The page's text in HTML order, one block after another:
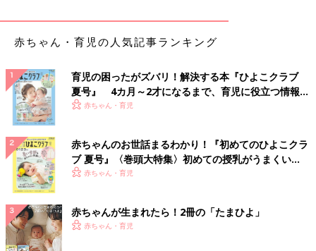
――転落事故を起こさないために、どんなことに気をつけるとい
いのでしょうか？
坂本 昨日までできなかったことが今日できるようになるのが赤
ちゃん。寝返りをする前でも手足の力で移動してソファから転落
することはありますし、昨日まで寝返りできなかった子が今日で
きるようになるかもしれません。どんな状況で事故が起きやすい
か知っておくことが大切です。乳幼児の場合、ベッドやソファか
ら落ちる事故が多いです。お世話後はベビーベッド の柵を上げ
る、ソファには1人で寝かせないなどの対策が大切です。
実家などでは「赤ちゃんを寝かせるならココ！」という安全なス
ペースを用意して、周囲の大人の共通認識にしておくといいでし
ょう。
赤ちゃん・育児の人気記事ランキング
育児の困ったがズバリ！解決する本『ひよこクラブ
夏号』 4カ月～2才になるまで、育児に役立つ情報が
いっぱい！
赤ちゃん・育児
赤ちゃんのお世話まるわかり！『初めてのひよこクラ
ブ 夏号』〈巻頭大特集〉初めての授乳がうまくい
く！ おっぱい・ミルクの基本と夏のトラブル 解決テ
赤ちゃん・育児
赤ちゃんが生まれたら！2冊の「たまひよ」
赤ちゃん・育児